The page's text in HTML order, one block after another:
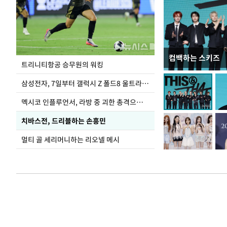
트리니티항공 승무원의 워킹
삼성전자, 7일부터 갤럭시 Z 폴드8 울트라·폴드8·플립8 출시
멕시코 인플루언서, 라방 중 괴한 총격으로 사망
치바스전, 드리블하는 손흥민
멀티 골 세리머니하는 리오넬 메시
컴백하는 스키즈
입추 하루 앞둔
폭염